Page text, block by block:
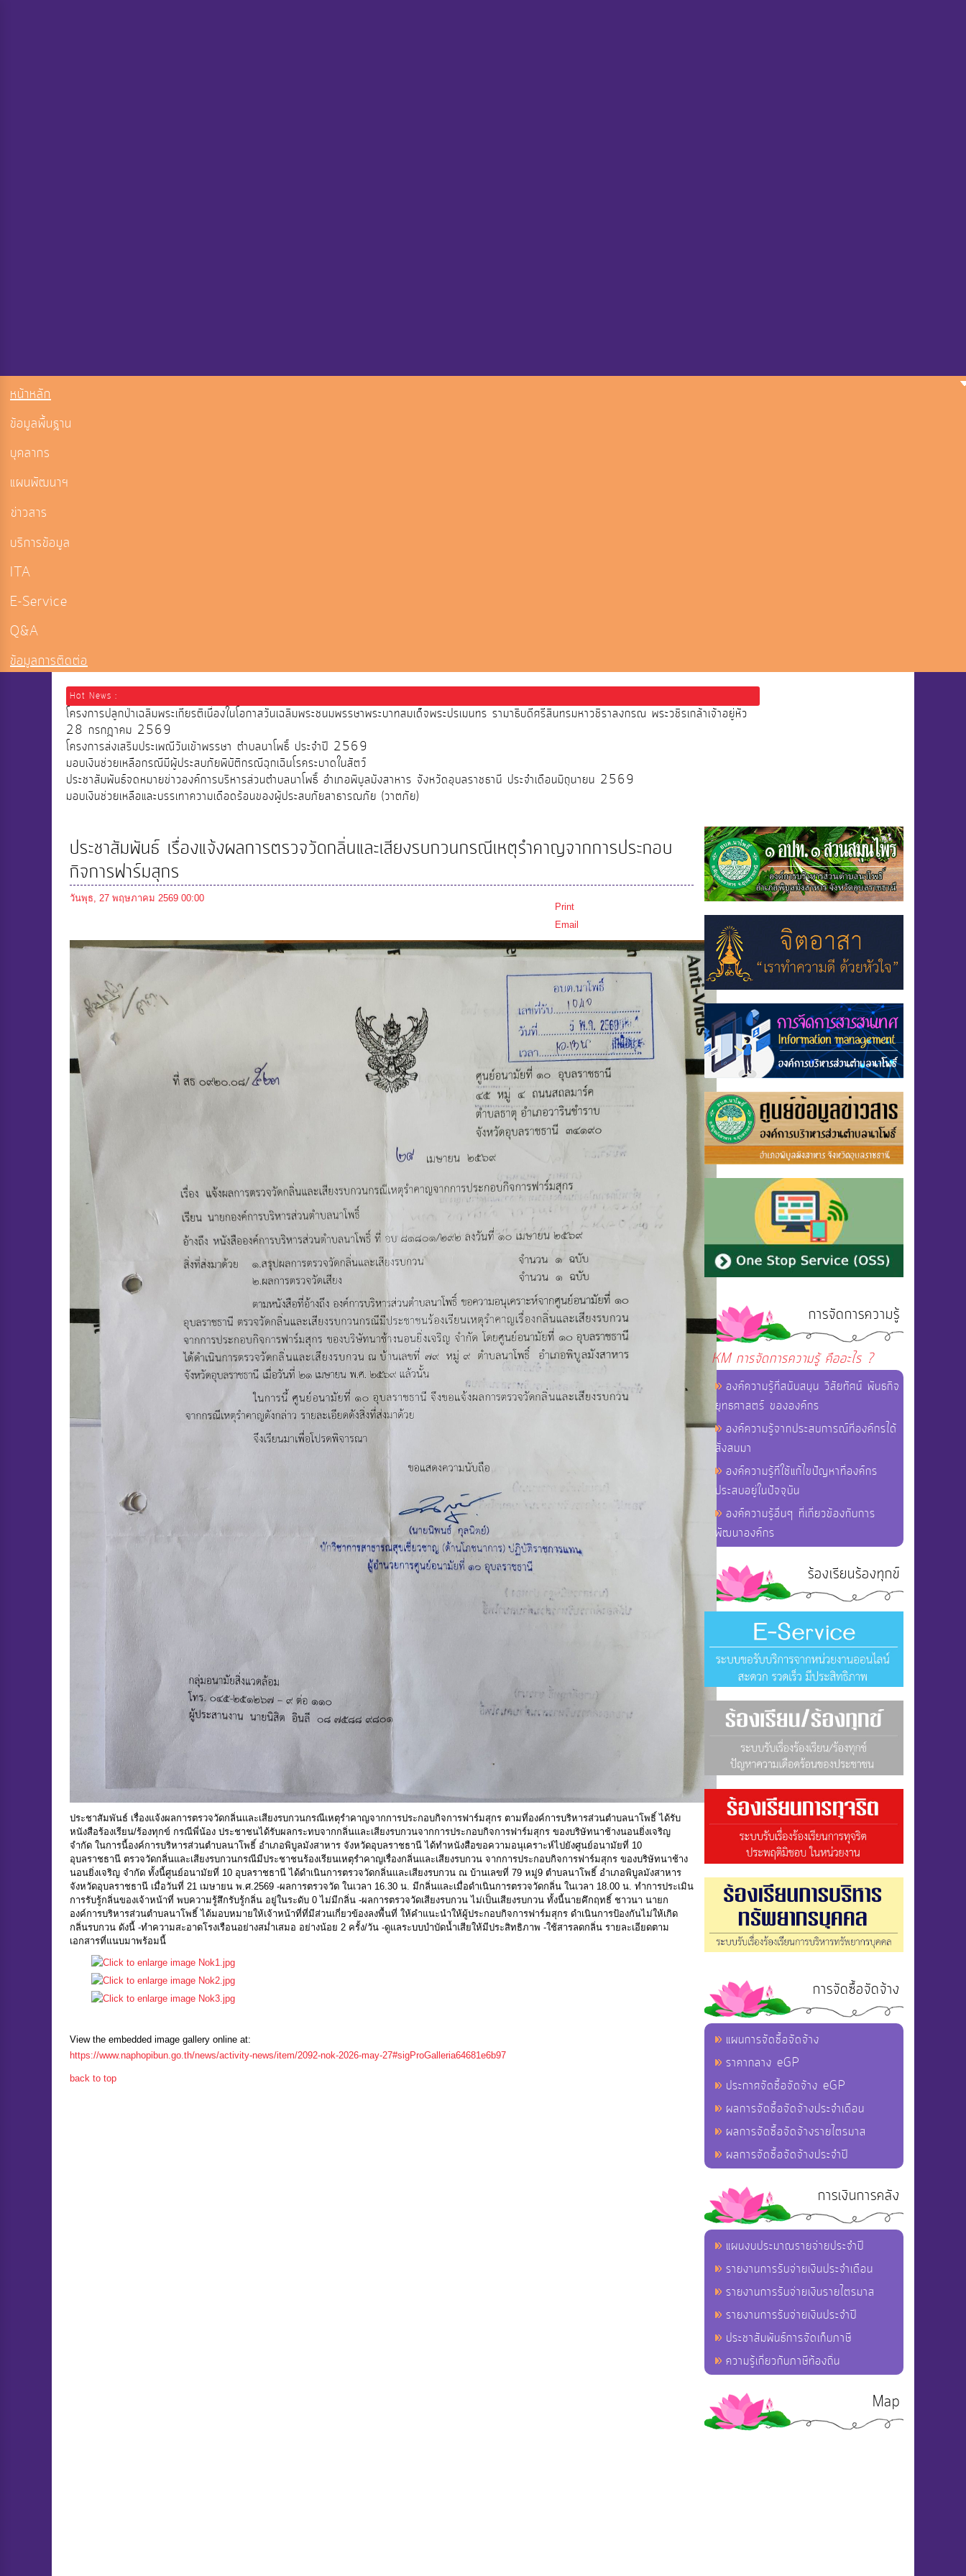
หน้าหลัก
ข้อมูลพื้นฐาน
บุคลากร
แผนพัฒนาฯ
ข่าวสาร
บริการข้อมูล
ITA
E-Service
Q&A
ข้อมูลการติดต่อ
Hot News :
โครงการปลูกป่าเฉลิมพระเกียรติเนื่องในโอกาสวันเฉลิมพระชนมพรรษาพระบาทสมเด็จพระปรเมนทร รามาธิบดีศรีสินทรมหาวชิราลงกรณ พระวชิรเกล้าเจ้าอยู่หัว
28 กรกฎาคม 2569
โครงการส่งเสริมประเพณีวันเข้าพรรษา ตำบลนาโพธิ์ ประจำปี 2569
มอบเงินช่วยเหลือกรณีมีผู้ประสบภัยพิบัติกรณีฉุกเฉินโรคระบาดในสัตว์
ประชาสัมพันธ์จดหมายข่าวองค์การบริหารส่วนตำบลนาโพธิ์ อำเภอพิบูลมังสาหาร จังหวัดอุบลราชธานี ประจำเดือนมิถุนายน 2569
มอบเงินช่วยเหลือและบรรเทาความเดือดร้อนของผู้ประสบภัยสาธารณภัย (วาตภัย)
ประชาสัมพันธ์ เรื่องแจ้งผลการตรวจวัดกลิ่นและเสียงรบกวนกรณีเหตุรำคาญจากการประกอบ
กิจการฟาร์มสุกร
วันพุธ, 27 พฤษภาคม 2569 00:00
Print
Email
ประชาสัมพันธ์ เรื่องแจ้งผลการตรวจวัดกลิ่นและเสียงรบกวนกรณีเหตุรำคาญจากการประกอบกิจการฟาร์มสุกร ตามที่องค์การบริหารส่วนตำบลนาโพธิ์ ได้รับ
หนังสือร้องเรียน/ร้องทุกข์ กรณีพี่น้อง ประชาชนได้รับผลกระทบจากกลิ่นและเสียงรบกวนจากการประกอบกิจการฟาร์มสุกร ของบริษัทนาช้างนอนยิ่งเจริญ
จำกัด ในการนี้องค์การบริหารส่วนตำบลนาโพธิ์ อำเภอพิบูลมังสาหาร จังหวัดอุบลราชธานี ได้ทำหนังสือขอความอนุเคราะห์ไปยังศูนย์อนามัยที่ 10
อุบลราชธานี ตรวจวัดกลิ่นและเสียงรบกวนกรณีมีประชาชนร้องเรียนเหตุรำคาญเรื่องกลิ่นและเสียงรบกวน จากการประกอบกิจการฟาร์มสุกร ของบริษัทนาช้าง
นอนยิ่งเจริญ จำกัด ทั้งนี้ศูนย์อนามัยที่ 10 อุบลราชธานี ได้ดำเนินการตรวจวัดกลิ่นและเสียงรบกวน ณ บ้านเลขที่ 79 หมู่9 ตำบลนาโพธิ์ อำเภอพิบูลมังสาหาร
จังหวัดอุบลราชธานี เมื่อวันที่ 21 เมษายน พ.ศ.2569 -ผลการตรวจวัด ในเวลา 16.30 น. มีกลิ่นและเมื่อดำเนินการตรวจวัดกลิ่น ในเวลา 18.00 น. ทำการประเมิน
การรับรู้กลิ่นของเจ้าหน้าที่ พบความรู้สึกรับรู้กลิ่น อยู่ในระดับ 0 ไม่มีกลิ่น -ผลการตรวจวัดเสียงรบกวน ไม่เป็นเสียงรบกวน ทั้งนี้นายคึกฤทธิ์ ชาวนา นายก
องค์การบริหารส่วนตำบลนาโพธิ์ ได้มอบหมายให้เจ้าหน้าที่ที่มีส่วนเกี่ยวข้องลงพื้นที่ ให้คำแนะนำให้ผู้ประกอบกิจการฟาร์มสุกร ดำเนินการป้องกันไม่ให้เกิด
กลิ่นรบกวน ดังนี้ -ทำความสะอาดโรงเรือนอย่างสม่ำเสมอ อย่างน้อย 2 ครั้ง/วัน -ดูแลระบบบำบัดน้ำเสียให้มีประสิทธิภาพ -ใช้สารลดกลิ่น รายละเอียดตาม
เอกสารที่แนบมาพร้อมนี้
View the embedded image gallery online at:
https://www.naphopibun.go.th/news/activity-news/item/2092-nok-2026-may-27#sigProGalleria64681e6b97
back to top
การจัดการความรู้
KM การจัดการความรู้ คืออะไร ?
องค์ความรู้ที่สนับสนุน วิสัยทัศน์ พันธกิจ
ยุทธศาสตร์ ขององค์กร
องค์ความรู้จากประสบการณ์ที่องค์กรได้
สั่งสมมา
องค์ความรู้ที่ใช้แก้ไขปัญหาที่องค์กร
ประสบอยู่ในปัจจุบัน
องค์ความรู้อื่นๆ ที่เกี่ยวข้องกับการ
พัฒนาองค์กร
ร้องเรียนร้องทุกข์
การจัดซื้อจัดจ้าง
แผนการจัดซื้อจัดจ้าง
ราคากลาง eGP
ประกาศจัดซื้อจัดจ้าง eGP
ผลการจัดซื้อจัดจ้างประจำเดือน
ผลการจัดซื้อจัดจ้างรายไตรมาส
ผลการจัดซื้อจัดจ้างประจำปี
การเงินการคลัง
แผนงบประมาณรายจ่ายประจำปี
รายงานการรับจ่ายเงินประจำเดือน
รายงานการรับจ่ายเงินรายไตรมาส
รายงานการรับจ่ายเงินประจำปี
ประชาสัมพันธ์การจัดเก็บภาษี
ความรู้เกี่ยวกับภาษีท้องถิ่น
Map